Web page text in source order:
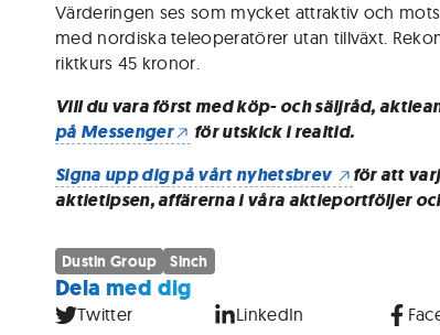
Värderingen ses som mycket attraktiv och
med nordiska teleoperatörer utan tillväxt.
riktkurs 45 kronor.
Vill du vara först med köp- och säljråd,
på Messenger
för utskick i realtid.
Signa upp dig på vårt nyhetsbrev
för att
aktietipsen, affärerna i våra aktieportföljer
Dustin Group Sinch
Dela med dig
Twitter LinkedIn